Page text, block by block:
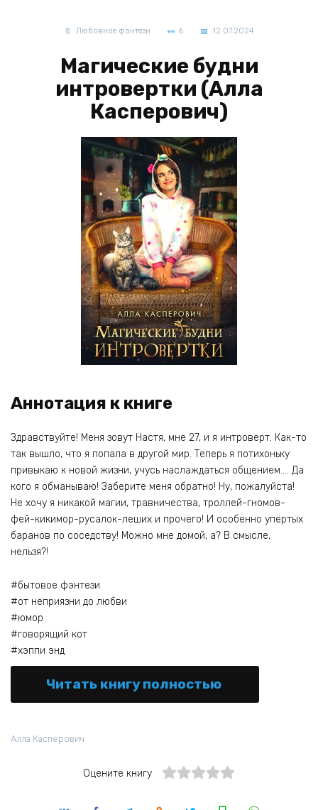
Любовное фэнтези 6 12.07.2024
Магические будни
интровертки (Алла
Касперович)
Аннотация к книге
Здравствуйте! Меня зовут Настя, мне 27, и я интроверт. Как-то
так вышло, что я попала в другой мир. Теперь я потихоньку
привыкаю к новой жизни, учусь наслаждаться общением…. Да
кого я обманываю! Заберите меня обратно! Ну, пожалуйста!
Не хочу я никакой магии, травничества, троллей-гномов-
фей-кикимор-русалок-леших и прочего! И особенно упёртых
баранов по соседству! Можно мне домой, а? В смысле,
нельзя?!
#бытовое фэнтези
#от неприязни до любви
#юмор
#говорящий кот
#хэппи энд
Читать книгу полностью
Алла Касперович
Оцените книгу